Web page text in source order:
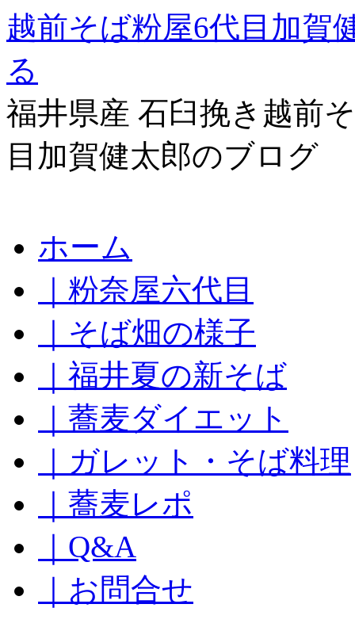
越前そば粉屋6代目加賀
る
福井県産 石臼挽き越前
目加賀健太郎のブログ
ン
ツ
ス
プ
ホーム
｜粉奈屋六代目
｜そば畑の様子
｜福井夏の新そば
｜蕎麦ダイエット
｜ガレット・そば料理
｜蕎麦レポ
｜Q&A
｜お問合せ